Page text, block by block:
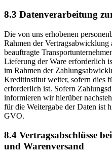
8.3 Datenverarbeitung
Die von uns erhobenen
Rahmen der
beauftragte
Lieferung der Ware erforderlich
im Rahmen der
Kreditinstitut weiter, sofern dies
erforderlich ist. Sofern
informieren wir hierüber
für die Weitergabe der Daten ist
GVO.
8.4 Vertragsabschlüsse
und Warenversand